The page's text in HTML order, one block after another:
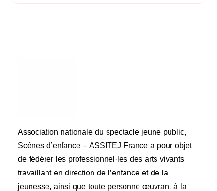
Association nationale du spectacle jeune public,
Scènes d’enfance – ASSITEJ France a pour objet
de fédérer les professionnel·les des arts vivants
travaillant en direction de l’enfance et de la
jeunesse, ainsi que toute personne œuvrant à la